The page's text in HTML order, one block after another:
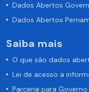
Dados Abertos
Dados Abertos
Saiba mais
O que são dados
Lei de acesso a
Parceria para